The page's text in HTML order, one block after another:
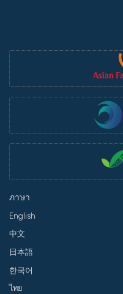
ภาษา
English
中文
日本語
한국어
ไทย